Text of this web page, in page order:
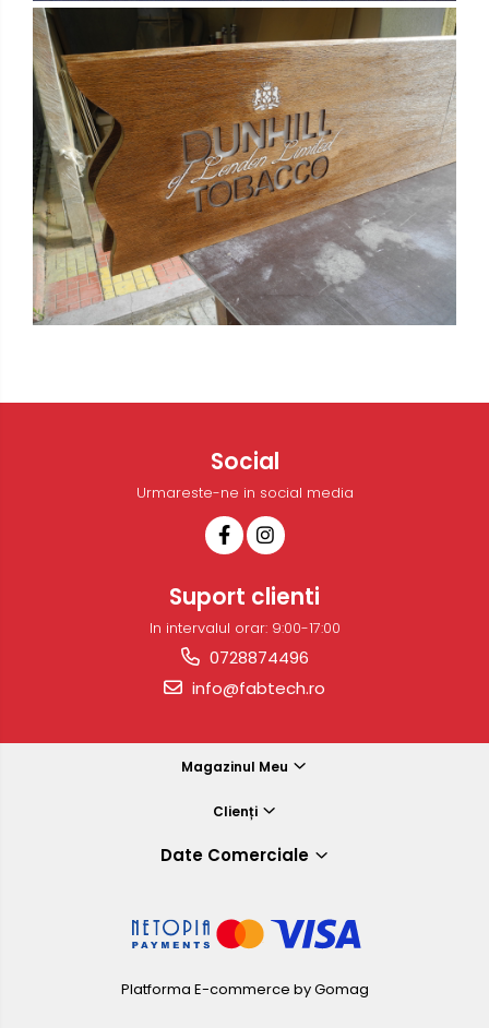
Social
Urmareste-ne in social media
Suport clienti
In intervalul orar: 9:00-17:00
0728874496
info@fabtech.ro
Magazinul Meu
Clienți
Date Comerciale
Platforma E-commerce by Gomag